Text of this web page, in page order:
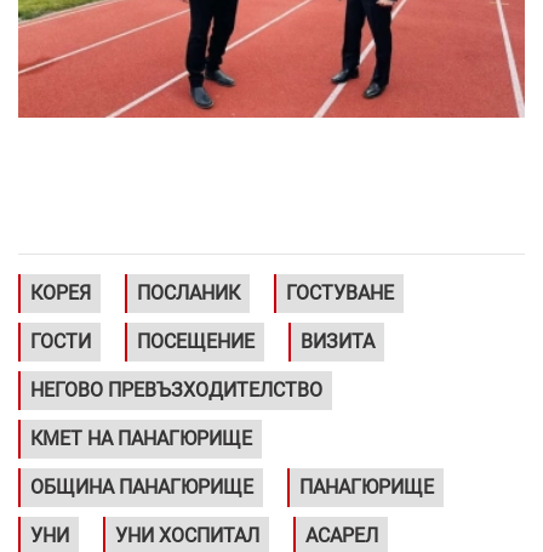
КОРЕЯ ПОСЛАНИК ГОСТУВАНЕ
ГОСТИ ПОСЕЩЕНИЕ ВИЗИТА
НЕГОВО ПРЕВЪЗХОДИТЕЛСТВО
КМЕТ НА ПАНАГЮРИЩЕ
ОБЩИНА ПАНАГЮРИЩЕ ПАНАГЮРИЩЕ
УНИ УНИ ХОСПИТАЛ АСАРЕЛ